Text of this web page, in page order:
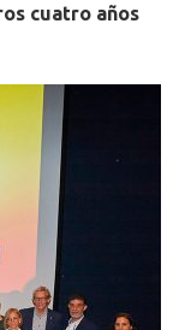
cuatro años